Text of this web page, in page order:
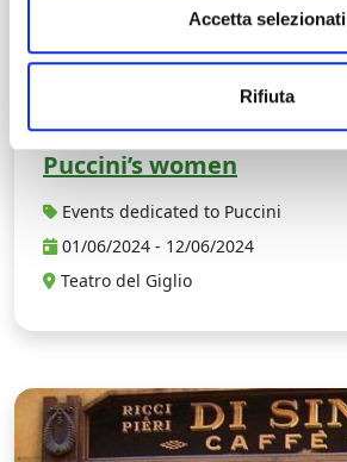
Accetta selezionati
Rifiuta
Puccini’s women
Events dedicated to Puccini
01/06/2024 - 12/06/2024
Teatro del Giglio